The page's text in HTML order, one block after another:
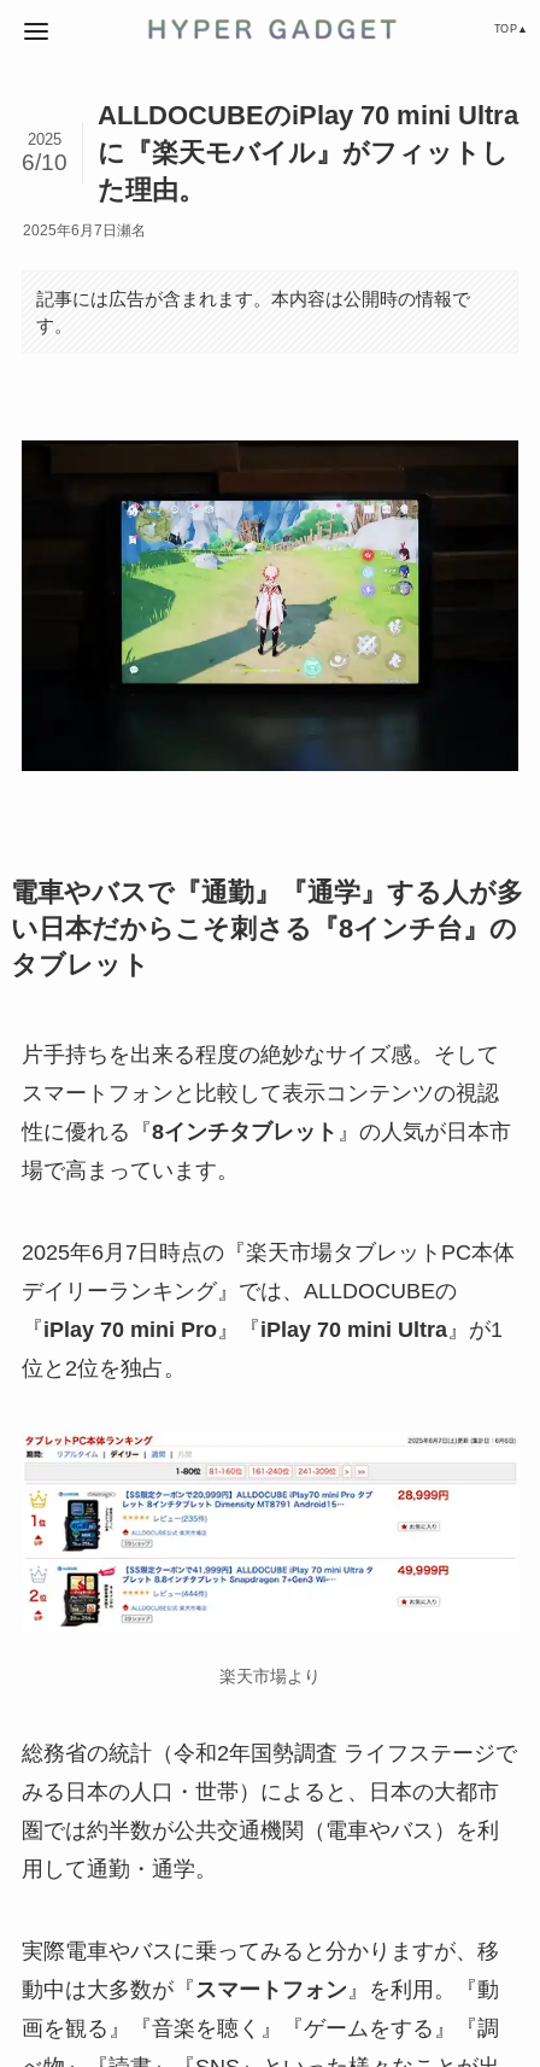
TOP▲
ALLDOCUBEのiPlay 70 mini Ultra
に『楽天モバイル』がフィットし
た理由。
2025
6/10
2025年6月7日 瀬名
記事には広告が含まれます。本内容は公開時の情報で
す。
電車やバスで『通勤』『通学』する人が多
い日本だからこそ刺さる『8インチ台』の
タブレット
片手持ちを出来る程度の絶妙なサイズ感。そして
スマートフォンと比較して表示コンテンツの視認
性に優れる『8インチタブレット 』の人気が日本市
場で高まっています。
2025年6月7日時点の『楽天市場タブレットPC本体
デイリーランキング』では、ALLDOCUBEの
『iPlay 70 mini Pro』『iPlay 70 mini Ultra』が1
位と2位を独占。
楽天市場より
総務省の統計（令和2年国勢調査 ライフステージで
みる日本の人口・世帯）によると、日本の大都市
圏では約半数が公共交通機関（電車やバス）を利
用して通勤・通学。
実際電車やバスに乗ってみると分かりますが、移
動中は大多数が『スマートフォン』を利用。『動
画を観る』『音楽を聴く』『ゲームをする』『調